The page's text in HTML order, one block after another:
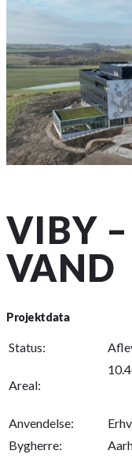
VIBY
VAND
Projektdata
Status:
Areal:
Anvendelse:
Bygherre: